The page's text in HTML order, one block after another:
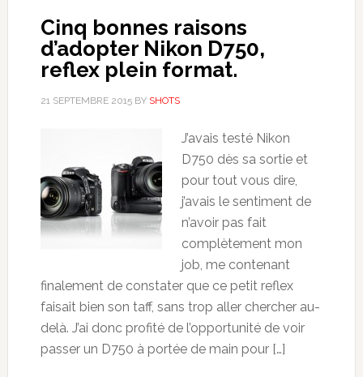
Cinq bonnes raisons
d’adopter Nikon D750,
reflex plein format.
21 SEPTEMBRE 2015BY SHOTS
J’avais testé Nikon
D750 dès sa sortie et
pour tout vous dire,
j’avais le sentiment de
n’avoir pas fait
complètement mon
job, me contenant
finalement de constater que ce petit reflex
faisait bien son taff, sans trop aller chercher au-
delà. J’ai donc profité de l’opportunité de voir
passer un D750 à portée de main pour […]